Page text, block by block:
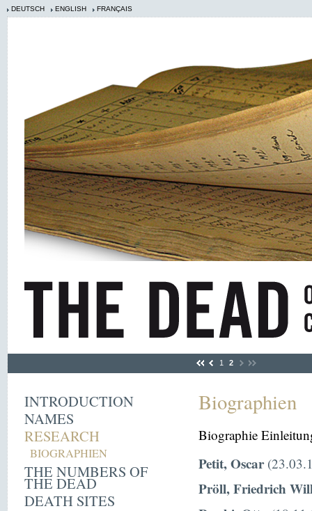
DEUTSCH ENGLISH FRANÇAIS
1 2
INTRODUCTION
NAMES
RESEARCH
BIOGRAPHIEN
THE NUMBERS OF
THE DEAD
DEATH SITES
Biographien
Biographie
Petit, Oscar
Pröll, Friedrich